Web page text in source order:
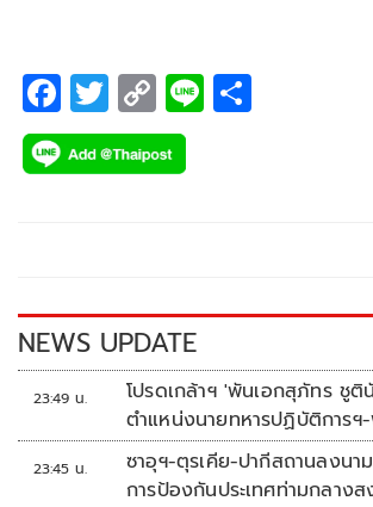
F
ac
e
k
T
wi
tt
C
o
p
k
Li
NEWS UPDATE
23:49 น.
โปรดเกล้าฯ 'พันเอกสุภัทร ชู
ตำแหน่งนายทหารปฏิบัติการฯ
'พลตรี'
23:45 น.
ซาอุฯ-ตุรเคีย-ปากีสถานลงน
การป้องกันประเทศท่ามกลาง